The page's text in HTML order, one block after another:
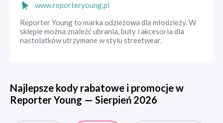
www.reporteryoung.pl
Reporter Young to marka odzieżowa dla młodzieży. W
sklepie można znaleźć ubrania, buty i akcesoria dla
nastolatków utrzymane w stylu streetwear.
Najlepsze kody rabatowe i promocje w
Reporter Young — Sierpień 2026